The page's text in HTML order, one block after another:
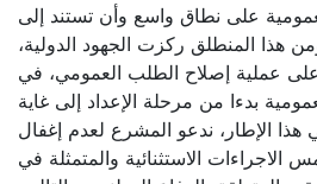
على نطاق واسع وأن تستند إلى
هذا المنطلق ركزت الجهود الدولية،
عملية إصلاح الطلب العمومي، في
بدءا من مرحلة الإعداد إلى غاية
الإطار، ندعو المشرع لعدم إغفال
الاجراءات الاستثنائية والمتمثلة في